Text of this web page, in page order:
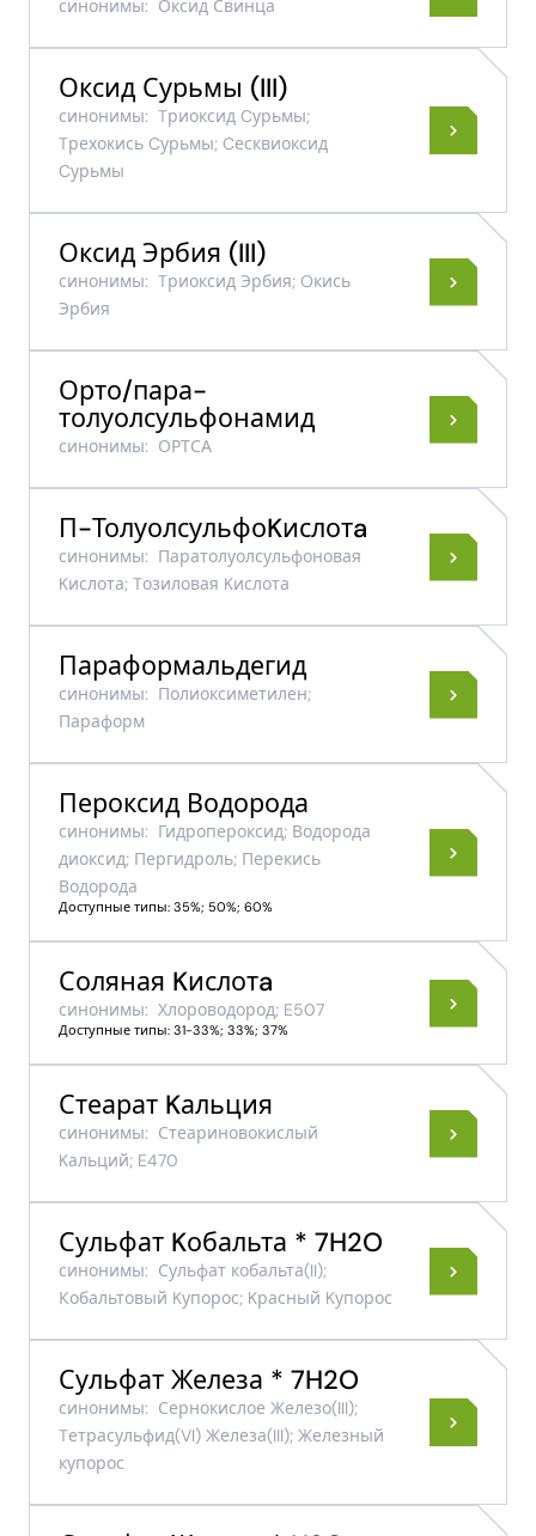
синонимы: Оксид Свинца
Оксид Сурьмы ​(III)​
синонимы: Tриоксид Cурьмы;
Tрехокись Cурьмы; Cесквиоксид
Cурьмы
Оксид Эрбия (III)
синонимы: Tриоксид Эрбия; Oкись
Эрбия
Орто/пара-
толуолсульфонамид
синонимы: ОРТСА
П-ТолуолсульфоKислотa
синонимы: Паратолуолсульфоновая
Kислота; Tозиловая Kислота
Параформальдегид
синонимы: Полиоксиметилен;
Параформ
Пероксид Водорода
синонимы: Гидропероксид; Водорода
диоксид; Пергидроль; Перекись
Водорода
Доступные типы: 35%; 50%; 60%
Соляная Kислотa
синонимы: Хлороводород; E507
Доступные типы: 31-33%; 33%; 37%
Стеарат Kальция
синонимы: Стеариновокислый
Kальций; E470
Сульфат Kобальта * 7H2O
синонимы: Сульфат кобальта(II);
Кобальтовый Kупорос; Kрасный Kупорос
Сульфат Железа * 7H2O
синонимы: Сернокислое Железо(III);
Tетрасульфид(VI) Железа(III); Железный
купорос